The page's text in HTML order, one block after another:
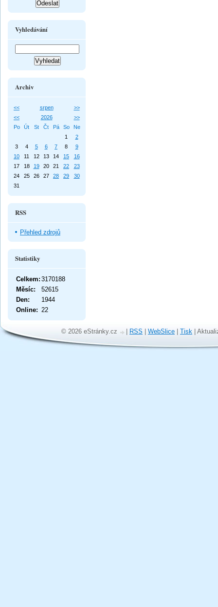
Vyhledávání
Archiv
<< srpen
>>
<<
2026
>>
Po
Út St Čt Pá So
Ne
1
2
3
4 5 6 7 8
9
10
11 12 13 14 15
16
17
18 19 20 21 22
23
24
25 26 27 28 29
30
31
RSS
Přehled zdrojů
Statistiky
Online: 22
Celkem: 3170188
Měsíc:
52615
Den:
1944
© 2026 eStránky.cz | RSS | WebSlice | Tisk |